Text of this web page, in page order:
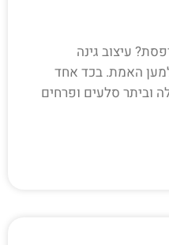
מרפסת? עיצוב גינה
האמת. בכד אחד
וביתר סלעים ופרחים